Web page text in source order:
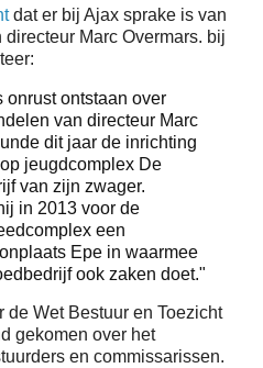
dat er bij Ajax sprake is van
Marc Overmars. bij
ontstaan over
van directeur Marc
dit jaar de inrichting
jeugdcomplex De
van zijn zwager.
in 2013 voor de
een
Epe in waarmee
ook zaken doet."
Wet Bestuur en Toezicht
gekomen over het
en commissarissen.